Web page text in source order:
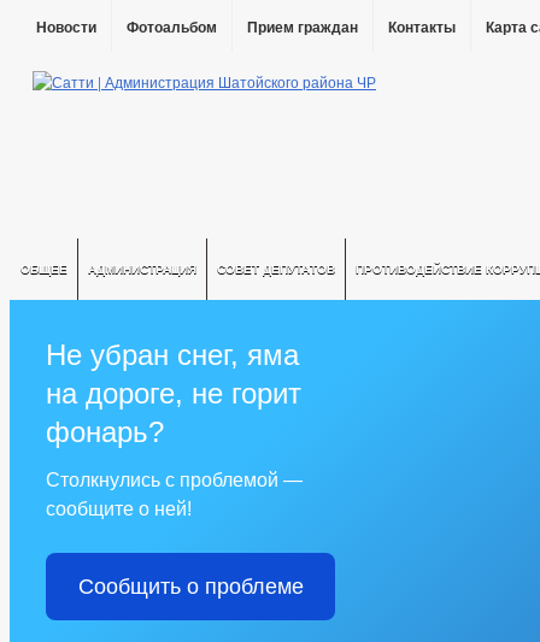
Новости Фотоальбом Прием граждан Контакты Карта
ОБЩЕЕ АДМИНИСТРАЦИЯ СОВЕТ ДЕПУТАТОВ ПРОТИВОДЕЙСТВИЕ
Не убран снег, яма
на дороге, не горит
фонарь?
Столкнулись с проблемой —
сообщите о ней!
Сообщить о проблеме